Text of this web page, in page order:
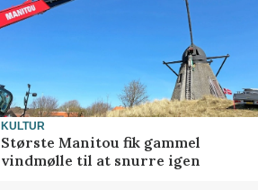
KULTUR
Største Manitou fik gammel
vindmølle til at snurre igen